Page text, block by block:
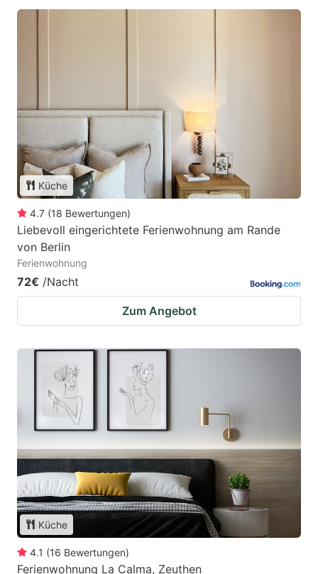
Küche
4.7 (18 Bewertungen)
Liebevoll eingerichtete Ferienwohnung am Rande
von Berlin
Ferienwohnung
72€ /Nacht
Zum Angebot
Küche
4.1 (16 Bewertungen)
Ferienwohnung La Calma, Zeuthen